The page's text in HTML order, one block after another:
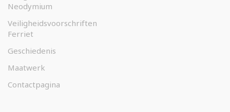
Neodymium
Veiligheidsvoorschriften
Ferriet
Geschiedenis
Maatwerk
Contactpagina